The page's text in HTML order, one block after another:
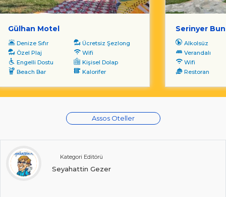
Gülhan Motel
Denize Sıfır
Ücretsiz Şezlong
Özel Plaj
Wifi
Engelli Dostu
Kişisel Dolap
Beach Bar
Kalorifer
Serinyer
Alkolsüz
Verandalı
Wifi
Restoran
Assos Oteller
Kategori Editörü
Seyahattin Gezer